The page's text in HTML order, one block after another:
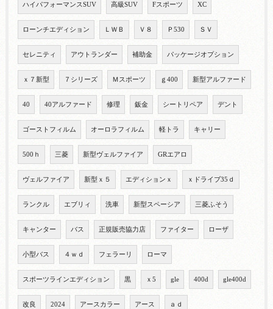
ハイパフォーマンスSUV 高級SUV Fスポーツ XC
ローンチエディション ＬＷＢ Ｖ８ Ｐ530 ＳＶ
セレニティ アウトランダー 補助金 パッケージオプション
ｘ７新型 ７シリーズ Ｍスポーツ ｇ400 新型アルファード
40 40アルファード 修理 鈑金 シートリペア デント
ゴーストフィルム オーロラフィルム 軽トラ キャリー
500ｈ 三菱 新型ヴェルファイア GRエアロ
ヴェルファイア 新型ｘ５ エディションｘ ｘドライブ35ｄ
ランクル エブリィ 洗車 新型スペーシア 三菱ふそう
キャンター バス 正規販売協力店 ファイター ローザ
小型バス ４ｗｄ フェラーリ ローマ
スポーツラインエディション 黒 ｘ5 gle 400d gle400d
改良 2024 アースカラー アース ａｄ